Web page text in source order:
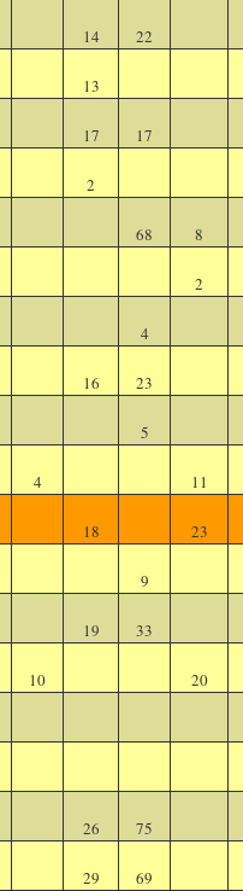
14 22
13
17 17
2
68 8
2
4
16 23
5
4 11
18 23
9
19 33
10 20
26 75
29 69